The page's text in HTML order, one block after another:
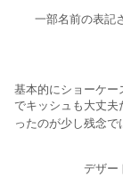
一部名前の表記
基本的にショーケ
でキッシュも大丈
ったのが少し残念で
デザー